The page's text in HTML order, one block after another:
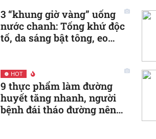
3 “khung giờ vàng” uống
nước chanh: Tống khứ độc
tố, da sáng bật tông, eo
HOT
9 thực phẩm làm đường
huyết tăng nhanh, người
bệnh đái tháo đường nên